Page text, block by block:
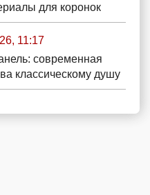
для коронок
11:17
современная
классическому душу